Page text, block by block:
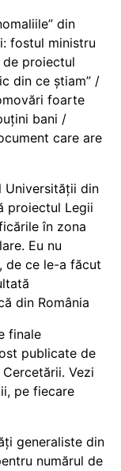
din
fostul ministru
de proiectul
din ce știam” /
foarte
bani /
care are
Universității din
proiectul Legii
în zona
Eu nu
de ce le-a făcut
din România
finale
publicate de
Vezi
pe fiecare
generaliste din
numărul de